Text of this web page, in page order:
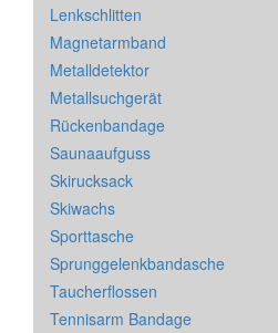
Lenkschlitten
Magnetarmband
Metalldetektor
Metallsuchgerät
Rückenbandage
Saunaaufguss
Skirucksack
Skiwachs
Sporttasche
Sprunggelenkbandasche
Taucherflossen
Tennisarm Bandage